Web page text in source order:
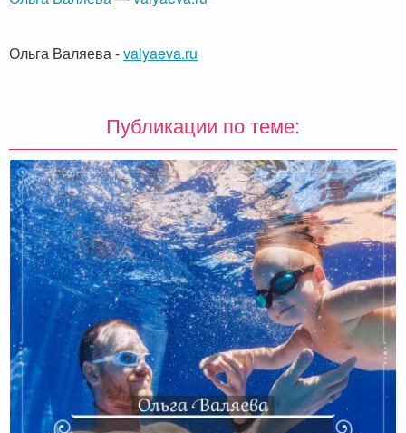
Ольга Валяева-valyaeva.ru
Публикации по теме: